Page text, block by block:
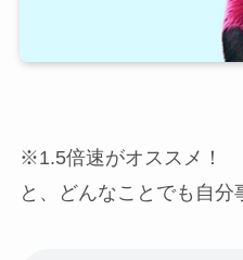
※1.5倍速がオススメ！
と、どんなことでも自分